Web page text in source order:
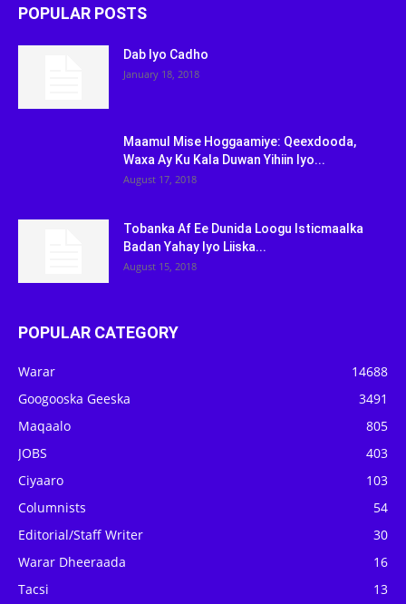
POPULAR POSTS
Dab Iyo Cadho
January 18, 2018
Maamul Mise Hoggaamiye: Qeexdooda,
Waxa Ay Ku Kala Duwan Yihiin Iyo...
August 17, 2018
Tobanka Af Ee Dunida Loogu Isticmaalka
Badan Yahay Iyo Liiska...
August 15, 2018
POPULAR CATEGORY
Warar
14688
Googooska Geeska
3491
Maqaalo
805
JOBS
403
Ciyaaro
103
Columnists
54
Editorial/Staff Writer
30
Warar Dheeraada
16
Tacsi
13